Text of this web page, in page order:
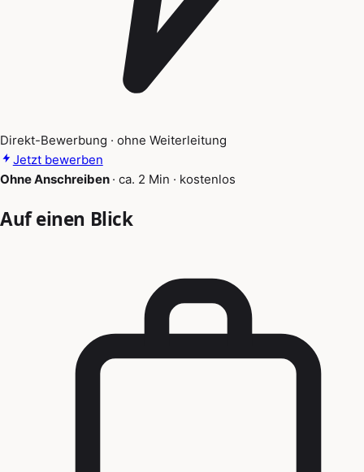
Direkt-Bewerbung · ohne Weiterleitung
Jetzt bewerben
Ohne Anschreiben · ca. 2 Min · kostenlos
Auf einen Blick